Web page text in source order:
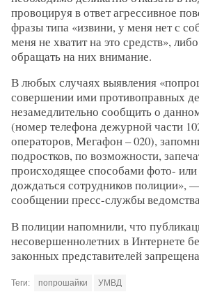
провоцируя в ответ агрессивное
фразы типа «извини, у меня нет с
меня не хватит на это средств»,
обращать на них внимание.
В любых случаях выявления
совершении ими противоправных
незамедлительно сообщить о
(номер телефона дежурной части
операторов, Мегафон – 020),
подростков, по возможности,
происходящее способами фото-
дождаться сотрудников полиции»,
сообщении пресс-службы
В полиции напомнили, что
несовершеннолетних в Интернете
законных представителей
Теги: попрошайки УМВД